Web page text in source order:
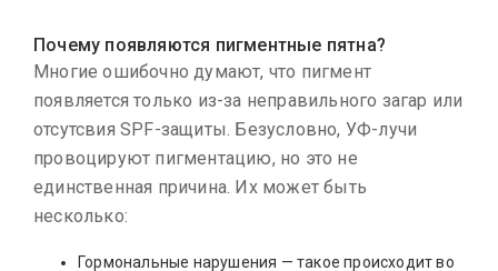
Почему появляются пигментные пятна?
Многие ошибочно думают, что пигмент
появляется только из-за неправильного загар или
отсутсвия SPF-защиты. Безусловно, УФ-лучи
провоцируют пигментацию, но это не
единственная причина. Их может быть
несколько:
Гормональные нарушения — такое происходит во